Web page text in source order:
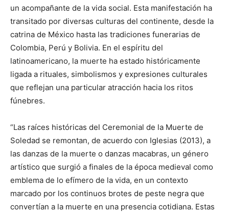
un acompañante de la vida social. Esta manifestación ha
transitado por diversas culturas del continente, desde la
catrina de México hasta las tradiciones funerarias de
Colombia, Perú y Bolivia. En el espíritu del
latinoamericano, la muerte ha estado históricamente
ligada a rituales, simbolismos y expresiones culturales
que reflejan una particular atracción hacia los ritos
fúnebres.
“Las raíces históricas del Ceremonial de la Muerte de
Soledad se remontan, de acuerdo con Iglesias (2013), a
las danzas de la muerte o danzas macabras, un género
artístico que surgió a finales de la época medieval como
emblema de lo efímero de la vida, en un contexto
marcado por los continuos brotes de peste negra que
convertían a la muerte en una presencia cotidiana. Estas